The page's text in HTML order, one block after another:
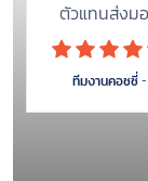
ตัวแทนส่งมอบ
ความห่วงใยค่ะ
ทีมงานคอซซี่ -